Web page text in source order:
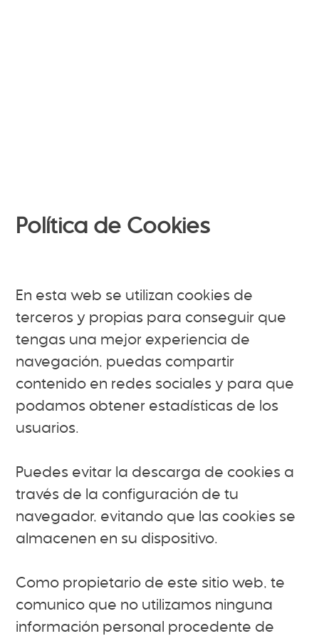
Política de Cookies
En esta web se utilizan cookies de
terceros y propias para conseguir que
tengas una mejor experiencia de
navegación, puedas compartir
contenido en redes sociales y para que
podamos obtener estadísticas de los
usuarios.
Puedes evitar la descarga de cookies a
través de la configuración de tu
navegador, evitando que las cookies se
almacenen en su dispositivo.
Como propietario de este sitio web, te
comunico que no utilizamos ninguna
información personal procedente de